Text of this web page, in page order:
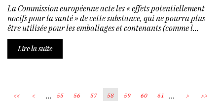
La Commission européenne acte les « effets potentiellement
nocifs pour la santé » de cette substance, qui ne pourra plus
être utilisée pour les emballages et contenants (comme l...
Lire la suite
<< < ... 55 56 57 58 59 60 61 ... > >>